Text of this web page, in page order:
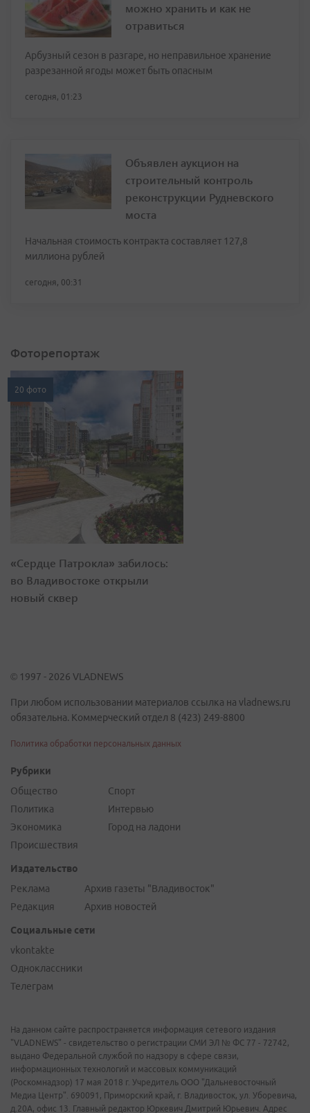
можно хранить и как не
отравиться
Арбузный сезон в разгаре, но неправильное хранение
разрезанной ягоды может быть опасным
сегодня, 01:23
Объявлен аукцион на
строительный контроль
реконструкции Рудневского
моста
Начальная стоимость контракта составляет 127,8
миллиона рублей
сегодня, 00:31
Фоторепортаж
20 фото
«Сердце Патрокла» забилось:
во Владивостоке открыли
новый сквер
© 1997 - 2026 VLADNEWS
При любом использовании материалов ссылка на vladnews.ru
обязательна. Коммерческий отдел 8 (423) 249-8800
Политика обработки персональных данных
Рубрики
Общество
Политика
Экономика
Происшествия
Спорт
Интервью
Город на ладони
Издательство
Реклама
Редакция
Архив газеты "Владивосток"
Архив новостей
Социальные сети
vkontakte
Одноклассники
Телеграм
На данном сайте распространяется информация сетевого издания
"VLADNEWS" - свидетельство о регистрации СМИ ЭЛ № ФС 77 - 72742,
выдано Федеральной службой по надзору в сфере связи,
информационных технологий и массовых коммуникаций
(Роскомнадзор) 17 мая 2018 г. Учредитель ООО "Дальневосточный
Медиа Центр". 690091, Приморский край, г. Владивосток, ул. Уборевича,
д.20А, офис 13. Главный редактор Юркевич Дмитрий Юрьевич. Адрес